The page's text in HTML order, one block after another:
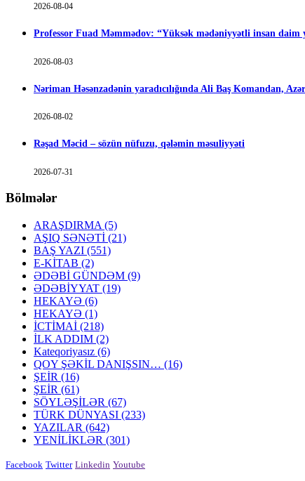
2026-08-04
Professor Fuad Məmmədov: “Yüksək mədəniyyətli insan
2026-08-03
Nəriman Həsənzadənin yaradıcılığında Ali Baş Komandan,
2026-08-02
Rəşad Məcid – sözün nüfuzu, qələmin məsuliyyəti
2026-07-31
Bölmələr
ARAŞDIRMA (5)
AŞIQ SƏNƏTİ (21)
BAŞ YAZI (551)
E-KİTAB (2)
ƏDƏBİ GÜNDƏM (9)
ƏDƏBİYYAT (19)
HEKAYƏ (6)
HEKAYƏ (1)
İCTİMAİ (218)
İLK ADDIM (2)
Kateqoriyasız (6)
QOY ŞƏKİL DANIŞSIN… (16)
ŞEİR (16)
ŞEİR (61)
SÖYLƏŞİLƏR (67)
TÜRK DÜNYASI (233)
YAZILAR (642)
YENİLİKLƏR (301)
Facebook Twitter Linkedin Youtube